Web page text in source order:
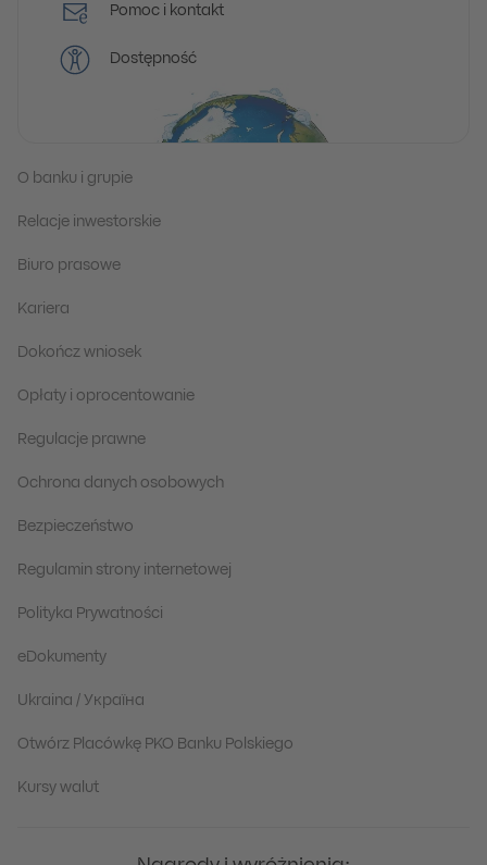
Pomoc i kontakt
Dostępność
O banku i grupie
Relacje inwestorskie
Biuro prasowe
Kariera
Dokończ wniosek
Opłaty i oprocentowanie
Regulacje prawne
Ochrona danych osobowych
Bezpieczeństwo
Regulamin strony internetowej
Polityka Prywatności
eDokumenty
Ukraina / Україна
Otwórz Placówkę PKO Banku Polskiego
Kursy walut